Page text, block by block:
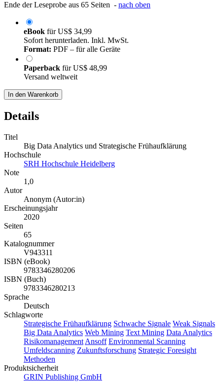
Ende der Leseprobe aus 65 Seiten - nach oben
eBook fürUS$ 34,99
Sofort herunterladen. Inkl. MwSt.
Format: PDF – für alle Geräte
Paperback fürUS$ 48,99
Versand weltweit
In den Warenkorb
Details
Titel
Big Data Analytics und Strategische Frühaufklärung
Hochschule
SRH Hochschule Heidelberg
Note
1,0
Autor
Anonym (Autor:in)
Erscheinungsjahr
2020
Seiten
65
Katalognummer
V943311
ISBN (eBook)
9783346280206
ISBN (Buch)
9783346280213
Sprache
Deutsch
Schlagworte
Strategische Frühaufklärung Schwache Signale Weak Signals
Big Data Analytics Web Mining Text Mining Data Analytics
Risikomanagement Ansoff Environmental Scanning
Umfeldscanning Zukunftsforschung Strategic Foresight
Methoden
Produktsicherheit
GRIN Publishing GmbH